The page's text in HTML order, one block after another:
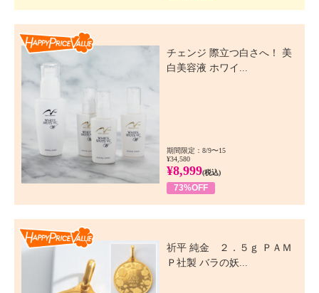
チェンジ 際立つ白さへ！ 美
白美容液 ホワイ...
期間限定：8/9〜15
¥34,580
¥8,999(税込)
73%OFF
祈平 純金 ２．５ｇ ＰＡＭ
Ｐ社製 バラの妖...